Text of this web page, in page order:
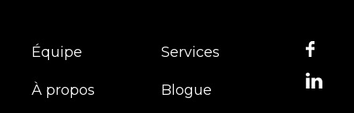
Équipe Services
À propos Blogue